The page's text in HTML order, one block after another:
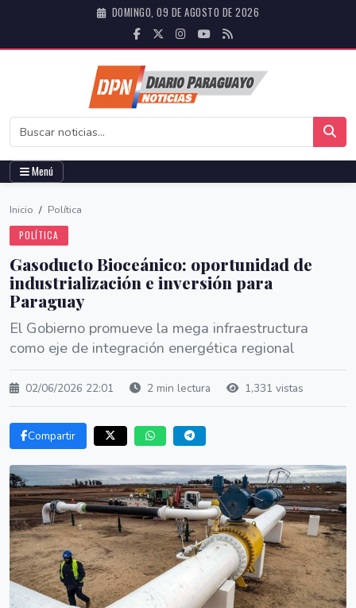
DOMINGO, 09 DE AGOSTO DE 2026
Menú
Inicio / Política
POLÍTICA
Gasoducto Bioceánico: oportunidad de
industrialización e inversión para
Paraguay
El Gobierno promueve la mega infraestructura
como eje de integración energética regional
02/06/2026 22:01 2 min lectura 1,331 vistas
Compartir